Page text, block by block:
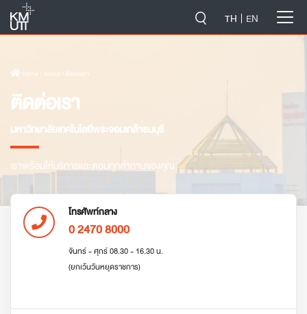
TH EN
Home › About › ติดต่อเรา
ติดต่อเรา
มหาวิทยาลัยเทคโนโลยีพระจอมเกล้าธนบุรี
เราพร้อมให้บริการและตอบทุกคำถามของคุณ
โทรศัพท์กลาง
0 2470 8000
จันทร์ - ศุกร์ 08.30 - 16.30 น.
(ยกเว้นวันหยุดราชการ)